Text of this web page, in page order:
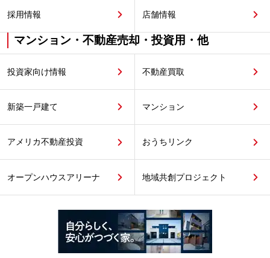
採用情報 店舗情報
マンション・不動産売却・投資用・他
投資家向け情報 不動産買取
新築一戸建て マンション
アメリカ不動産投資 おうちリンク
オープンハウスアリーナ 地域共創プロジェクト